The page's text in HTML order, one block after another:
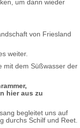
um dann wieder
von Friesland
weiter.
mit dem Süßwasser der
hier aus zu
begleitet uns auf
durchs Schilf und Reet.